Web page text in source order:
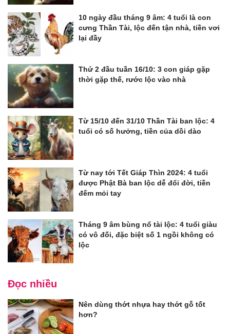
10 ngày đầu tháng 9 âm: 4 tuổi là con
cưng Thần Tài, lộc đến tận nhà, tiền vơi
lại đầy
Thứ 2 đầu tuần 16/10: 3 con giáp gặp
thời gặp thế, rước lộc vào nhà
Từ 15/10 đến 31/10 Thần Tài ban lộc: 4
tuổi có số hưởng, tiền của dồi dào
Từ nay tới Tết Giáp Thìn 2024: 4 tuổi
được Phật Bà ban lộc dễ đổi đời, tiền
đếm mỏi tay
Tháng 9 âm bùng nổ tài lộc: 4 tuổi giàu
có vô đối, đặc biệt số 1 ngồi không có
lộc
Đọc nhiều
Nên dùng thớt nhựa hay thớt gỗ tốt
hơn?